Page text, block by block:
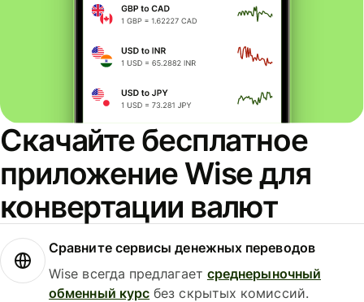
Скачайте бесплатное
приложение Wise для
конвертации валют
Сравните сервисы денежных переводов
Wise всегда предлагает среднерыночный
обменный курс без скрытых комиссий.